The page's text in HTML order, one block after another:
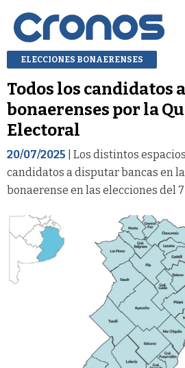
ELECCIONES BONAERENSES
Todos los candidatos
bonaerenses por la
Electoral
20/07/2025 | Los distintos
candidatos a disputar bancas en
bonaerense en las elecciones del